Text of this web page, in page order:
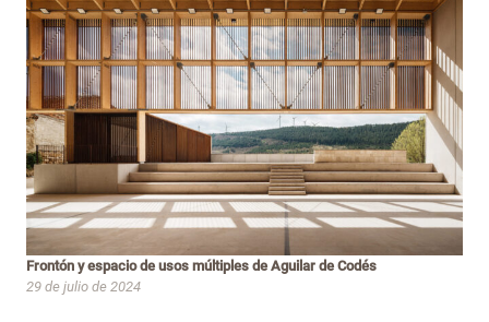
Frontón y espacio de usos múltiples de Aguilar de Codés
29 de julio de 2024